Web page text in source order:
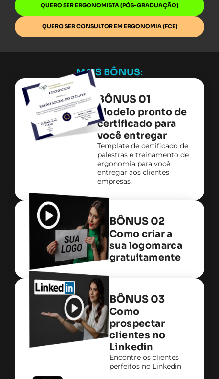
QUERO SER ERGONOMISTA (PÓS-GRADUAÇÃO)
QUERO SER CONSULTOR EM ERGONOMIA (FCE)
MAIS BÔNUS:
BÔNUS 01
Modelo pronto de
certificado para
você entregar​
Template de certificado de
palestras e treinamento de
ergonomia para você
entregar aos clientes
empresas.
BÔNUS 02
Como criar a
sua logomarca
gratuitamente
BÔNUS 03
Como
prospectar
clientes no
Linkedin
Encontre os clientes
perfeitos no Linkedin